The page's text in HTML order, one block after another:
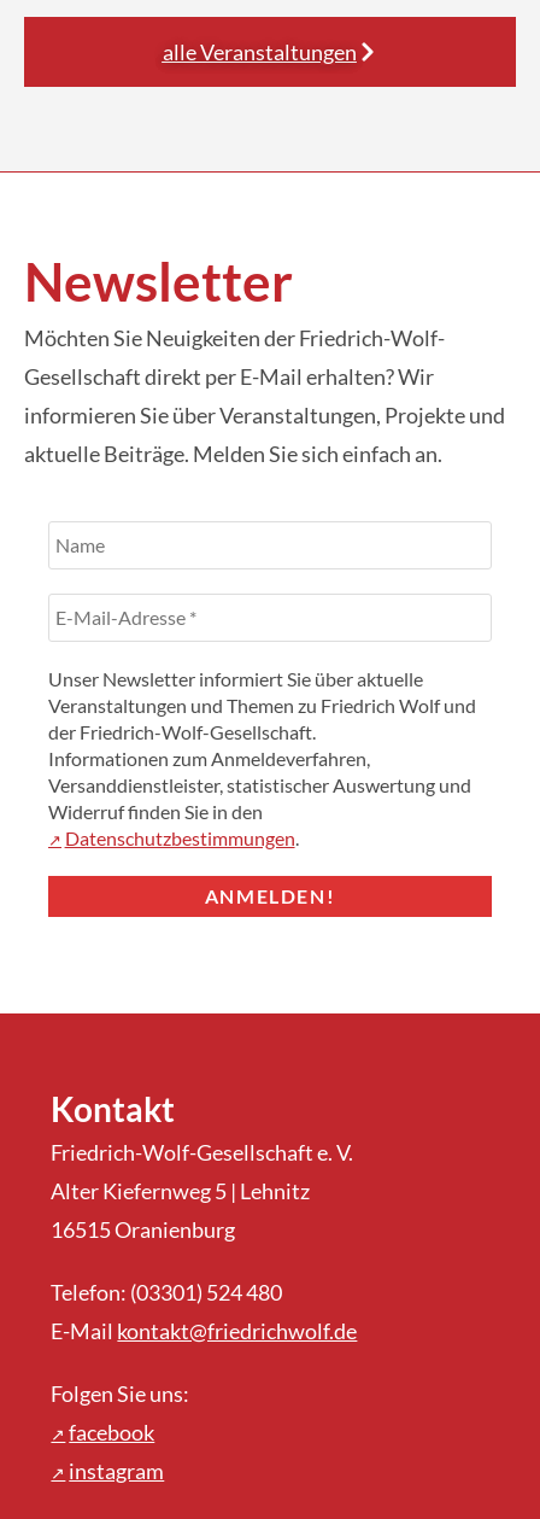
alle Veranstaltungen
Newsletter
Möchten Sie Neuigkeiten der Friedrich-Wolf-
Gesellschaft direkt per E-Mail erhalten? Wir
informieren Sie über Veranstaltungen, Projekte und
aktuelle Beiträge. Melden Sie sich einfach an.
Unser Newsletter informiert Sie über aktuelle
Veranstaltungen und Themen zu Friedrich Wolf und
der Friedrich-Wolf-Gesellschaft.
Informationen zum Anmeldeverfahren,
Versanddienstleister, statistischer Auswertung und
Widerruf finden Sie in den
Datenschutzbestimmungen.
Kontakt
Friedrich-Wolf-Gesellschaft e. V.
Alter Kiefernweg 5 | Lehnitz
16515 Oranienburg
Telefon: (03301) 524 480
E-Mail kontakt@friedrichwolf.de
Folgen Sie uns:
facebook
instagram